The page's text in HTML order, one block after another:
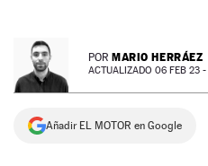
PREMIOS
SERVICIOS
POR MARIO HERRÁEZ
ACTUALIZADO 06 FEB 23
Añadir EL MOTOR en Google